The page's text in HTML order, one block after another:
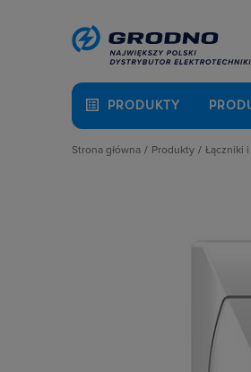
PRODUKTY
Strona główna
Produkty
Odzież
Osprzęt
Oświetlenie
Pompy ciepła
Prowadzenie
Rozdzielnice i
Łączniki